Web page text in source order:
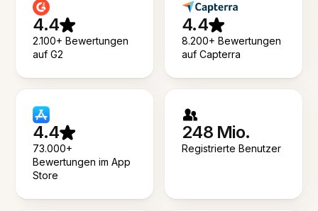
4.4
2.100+ Bewertungen
auf G2
4.4
8.200+ Bewertungen
auf Capterra
4.4
73.000+
Bewertungen im App
Store
248 Mio.
Registrierte Benutzer